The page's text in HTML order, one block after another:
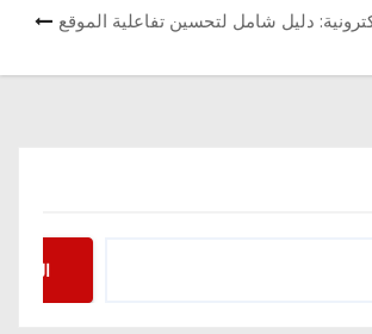
دليل شامل لتحسين تفاعلية الموقع
البحث